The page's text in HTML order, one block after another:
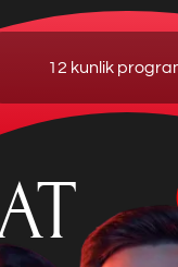
kunlik programma
U